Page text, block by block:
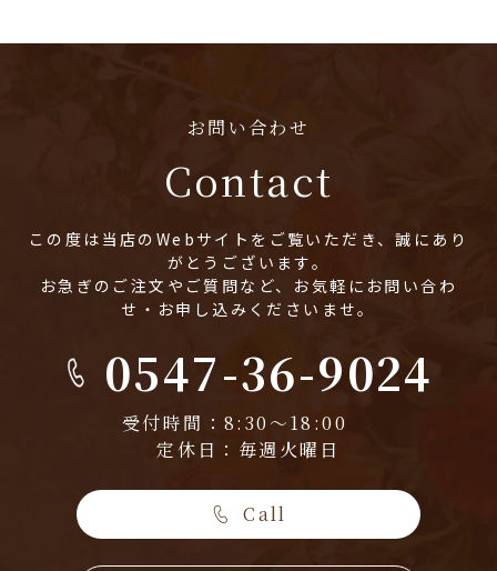
お問い合わせ
Contact
この度は当店のWebサイトをご覧いただき、誠にあり
がとうございます。
お急ぎのご注文やご質問など、お気軽にお問い合わ
せ・お申し込みくださいませ。
0547-36-9024
受付時間：8:30～18:00
定休日：毎週火曜日
Call